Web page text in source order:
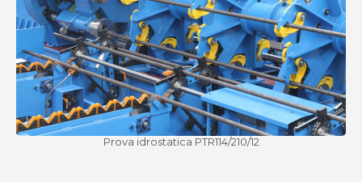
Prova idrostatica PTR114/210/12